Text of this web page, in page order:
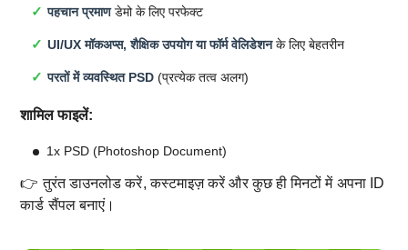
पहचान प्रमाणडेमो के लिए परफेक्ट
UI/UX मॉकअप्स, शैक्षिक उपयोग या फॉर्म वेलिडेशनके लिए बेहतरीन
परतों में व्यवस्थित PSD (प्रत्येक तत्व अलग)
शामिल फाइलें:
1x PSD (Photoshop Document)
👉 तुरंत डाउनलोड करें, कस्टमाइज़ करें और कुछ ही मिनटों में अपना ID
कार्ड सैंपल बनाएं।